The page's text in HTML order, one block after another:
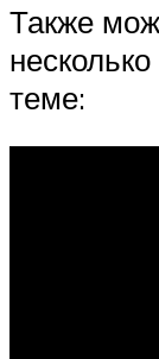
Также
теме: